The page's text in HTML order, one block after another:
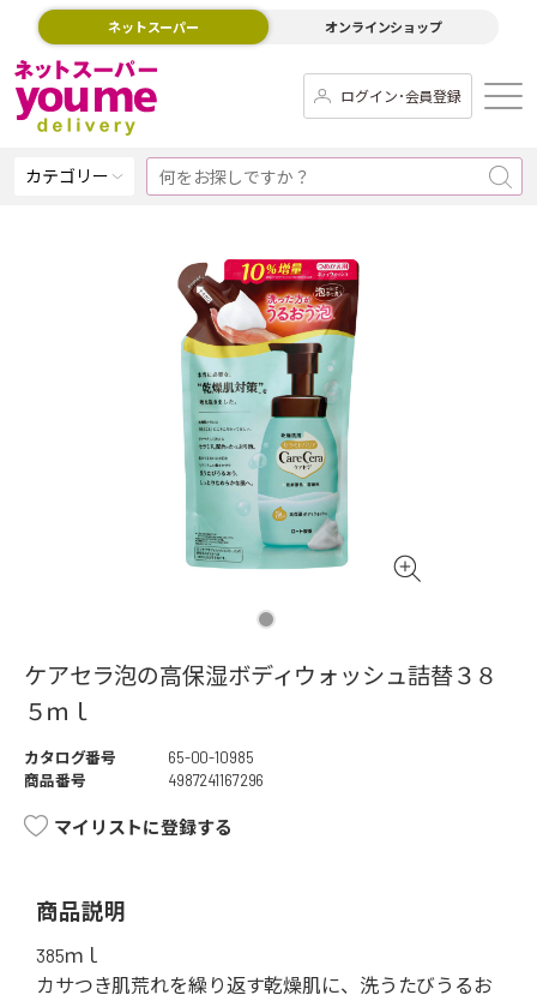
ネットスーパー オンラインショップ
ログイン･会員登録
カテゴリー
ケアセラ泡の高保湿ボディウォッシュ詰替３８
５ｍｌ
カタログ番号
65-00-10985
商品番号
4987241167296
マイリストに登録する
商品説明
385ｍｌ
カサつき肌荒れを繰り返す乾燥肌に、洗うたびうるお